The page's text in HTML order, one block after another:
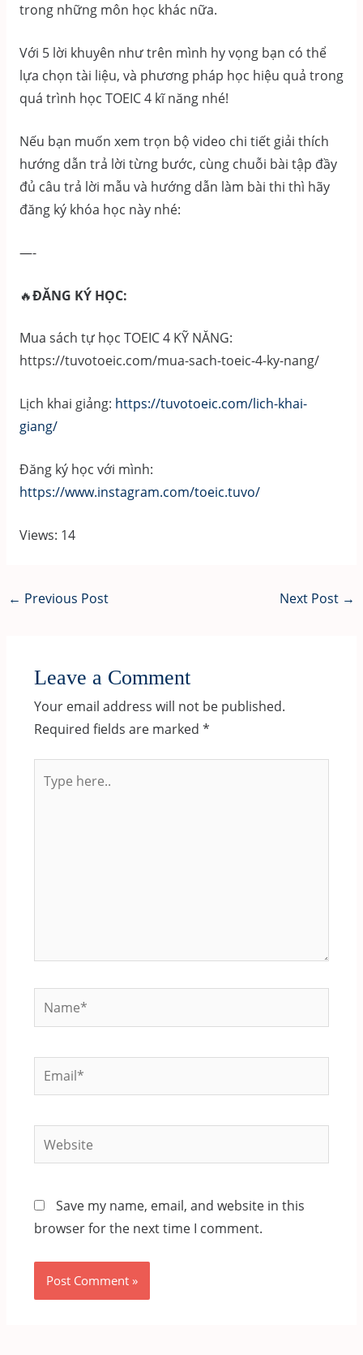
trong những môn học khác nữa.
Với 5 lời khuyên như trên mình hy vọng bạn có thể
lựa chọn tài liệu, và phương pháp học hiệu quả trong
quá trình học TOEIC 4 kĩ năng nhé!
Nếu bạn muốn xem trọn bộ video chi tiết giải thích
hướng dẫn trả lời từng bước, cùng chuỗi bài tập đầy
đủ câu trả lời mẫu và hướng dẫn làm bài thi thì hãy
đăng ký khóa học này nhé:
—-
🔥ĐĂNG KÝ HỌC:
Mua sách tự học TOEIC 4 KỸ NĂNG:
https://tuvotoeic.com/mua-sach-toeic-4-ky-nang/
Lịch khai giảng: https://tuvotoeic.com/lich-khai-
giang/
Đăng ký học với mình:
https://www.instagram.com/toeic.tuvo/
Views: 14
Post
← Previous Post Next Post →
Leave a Comment
Your email address will not be published.
Required fields are marked *
here..
Name*
Email*
Website
Save my name, email, and website in this
browser for the next time I comment.